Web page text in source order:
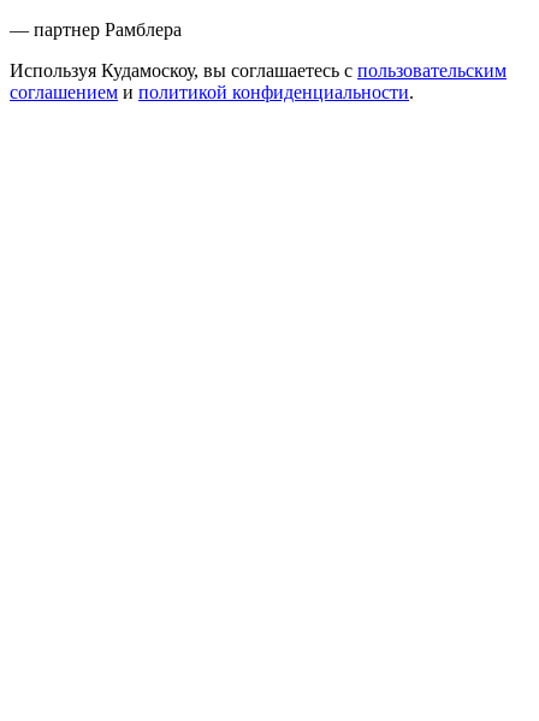
— партнер Рамблера
Используя Кудамоскоу, вы соглашаетесь с пользовательским
соглашением и политикой конфиденциальности.